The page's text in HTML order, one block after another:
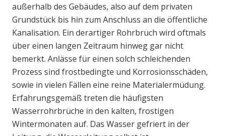
außerhalb des Gebäudes, also auf dem privaten
Grundstück bis hin zum Anschluss an die öffentliche
Kanalisation. Ein derartiger Rohrbruch wird oftmals
über einen langen Zeitraum hinweg gar nicht
bemerkt. Anlässe für einen solch schleichenden
Prozess sind frostbedingte und Korrosionsschäden,
sowie in vielen Fällen eine reine Materialermüdung.
Erfahrungsgemäß treten die häufigsten
Wasserrohrbrüche in den kalten, frostigen
Wintermonaten auf. Das Wasser gefriert in der